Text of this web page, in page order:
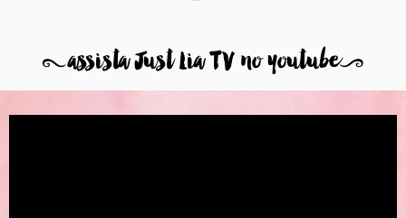
8assista Just Lia TV no youtube9